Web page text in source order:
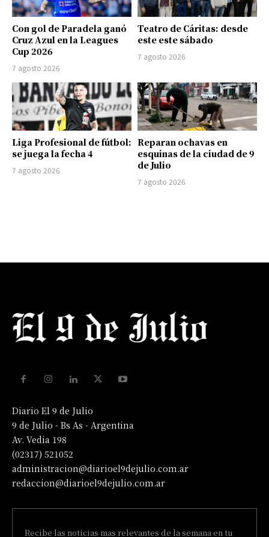
Con gol de Paradela ganó
Cruz Azul en la Leagues
Cup 2026
7 agosto 2026
Teatro de Cáritas: desde
este este sábado
7 agosto 2026
Liga Profesional de fútbol:
se juega la fecha 4
7 agosto 2026
Reparan ochavas en
esquinas de la ciudad de 9
de Julio
7 agosto 2026
Diario El 9 de Julio
9 de Julio - Bs As - Argentina
Av. Vedia 198
(02317) 521052
administracion@diarioel9dejulio.com.ar
redaccion@diarioel9dejulio.com.ar
Recibe las noticias mas relevantes de la semana en tu